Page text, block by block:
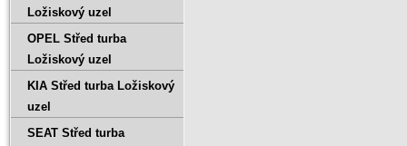
Ložiskový uzel
OPEL Střed turba
Ložiskový uzel
KIA Střed turba Ložiskový
uzel
SEAT Střed turba